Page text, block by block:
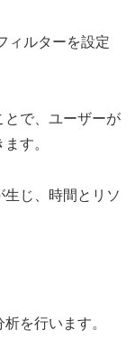
ィルターを設定
とで、ユーザーが
す。
じ、時間とリソ
を行います。